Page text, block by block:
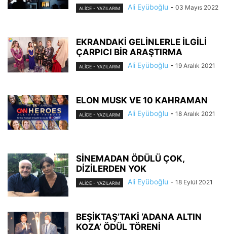
ALİCE - YAZILARIM Ali Eyüboğlu - 03 Mayıs 2022
EKRANDAKİ GELİNLERLE İLGİLİ
ÇARPICI BİR ARAŞTIRMA
ALİCE - YAZILARIM Ali Eyüboğlu - 19 Aralık 2021
ELON MUSK VE 10 KAHRAMAN
ALİCE - YAZILARIM Ali Eyüboğlu - 18 Aralık 2021
SİNEMADAN ÖDÜLÜ ÇOK,
DİZİLERDEN YOK
ALİCE - YAZILARIM Ali Eyüboğlu - 18 Eylül 2021
BEŞİKTAŞ’TAKİ ‘ADANA ALTIN
KOZA’ ÖDÜL TÖRENİ